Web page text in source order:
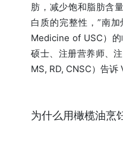
肪，减少饱和脂肪含
白质的完整性，”南
Medicine of USC）
硕士、注册营养师、
MS, RD, CNSC）告诉
为什么用橄榄油烹